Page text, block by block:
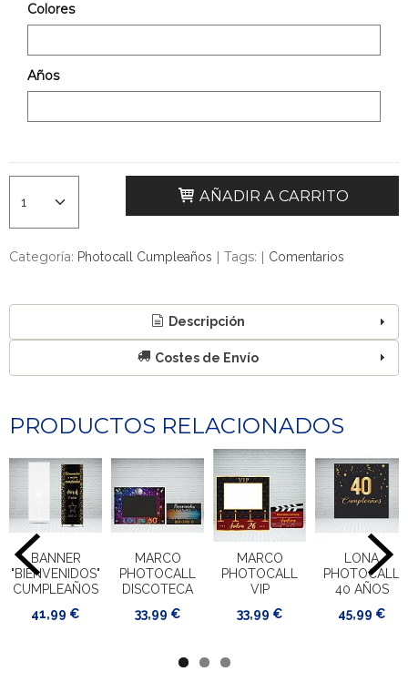
Colores
Años
AÑADIR A CARRITO
Categoría: Photocall Cumpleaños | Tags: | Comentarios
Descripción
Costes de Envío
PRODUCTOS RELACIONADOS
BANNER
"BIENVENIDOS"
CUMPLEAÑOS
41,99 €
MARCO
PHOTOCALL
DISCOTECA
33,99 €
MARCO
PHOTOCALL
VIP
33,99 €
LONA
PHOTOCALL
40 AÑOS
45,99 €